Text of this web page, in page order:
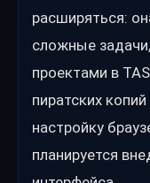
расширяться:
сложные
проектами в
пиратских
настройку
планируется